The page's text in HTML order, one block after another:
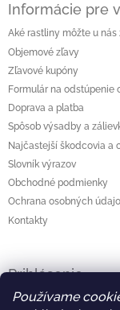
Používame
Informácie pre
Aké rastliny môžte u nás
Objemové zľavy
Zľavové kupóny
Formulár na odstúpenie
Doprava a platba
Spôsob výsadby a
Najčastejší škodcovia a
Slovník výrazov
Obchodné podmienky
Ochrana osobných
Kontakty
Prihlásenie
E-mail